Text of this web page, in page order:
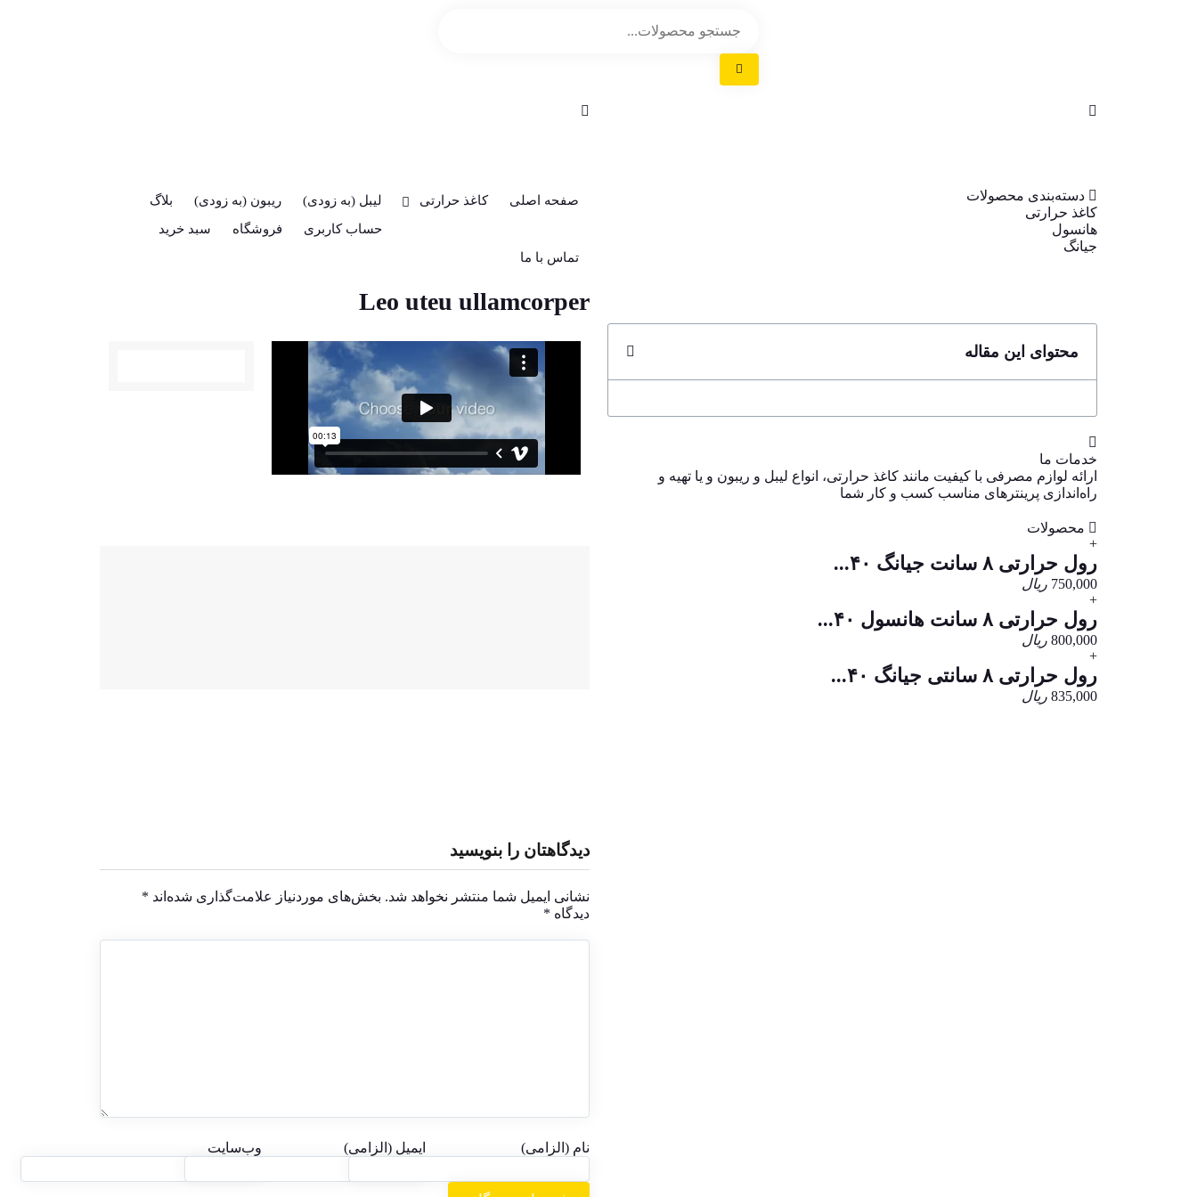
دسته‌بندی‌ محصولات
کاغذ حرارتی
هانسول
جیانگ
صفحه اصلی کاغذ حرارتی لیبل (به زودی) ریبون (به زودی)
بلاگ
حساب کاربری
فروشگاه
سبد خرید
تماس با ما
محتوای این مقاله
خدمات ما
ارائه لوازم مصرفی با کیفیت مانند کاغذ حرارتی، انواع لیبل و ریبون و یا تهیه و
راه‌اندازی پرینترهای مناسب کسب و کار شما
محصولات
+
رول حرارتی ۸ سانت جیانگ ۴۰...
750,000 ریال
+
رول حرارتی ۸ سانت هانسول ۴۰...
800,000 ریال
+
رول حرارتی ۸ سانتی جیانگ ۴۰...
835,000 ریال
Leo uteu ullamcorper
دیدگاهتان را بنویسید
نشانی ایمیل شما منتشر نخواهد شد. بخش‌های موردنیاز علامت‌گذاری شده‌اند *
دیدگاه *
نام (الزامی) ایمیل (الزامی) وب‌سایت